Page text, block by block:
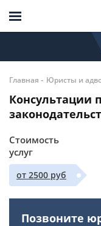
Главная - Юристы и
Консультации
Стоимость
услуг
от 2500 руб
Позвоните